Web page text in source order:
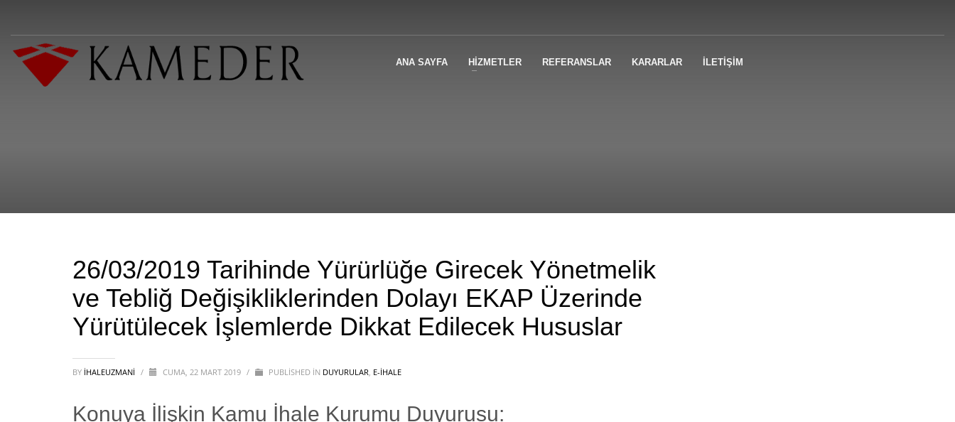
ANA SAYFA HİZMETLER REFERANSLAR KARARLAR İLETİŞİM
26/03/2019 Tarihinde Yürürlüğe Girecek Yönetmelik
ve Tebliğ Değişikliklerinden Dolayı EKAP Üzerinde
Yürütülecek İşlemlerde Dikkat Edilecek Hususlar
BY IHALEUZMANI / CUMA, 22 MART 2019 / PUBLISHED IN DUYURULAR, E-İHALE
Konuya İlişkin Kamu İhale Kurumu Duyurusu: